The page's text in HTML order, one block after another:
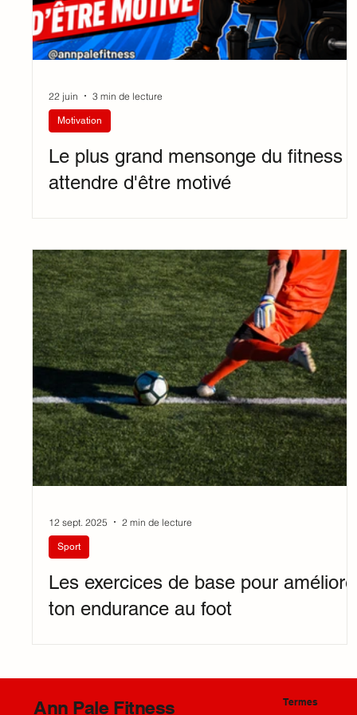
Le plus grand mensonge du fitness :
attendre d'être motivé
Motivation
22 juin 3 min de lecture
Les exercices de base pour
ton endurance au foot
Sport
12 sept. 2025 2 min de lecture
Ann Pale Fitness Termes